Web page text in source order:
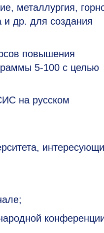
металлургия,
и др. для создания
повышения
5-100 с целью
на русском